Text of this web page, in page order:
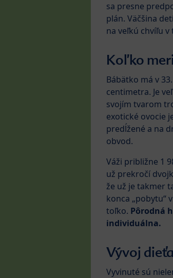
sa presne
plán. Väčšina
na veľkú chvíľu
Koľko
Bábätko má v
centimetra. Je
svojím tvarom
exotické ovocie
predĺžené a na
obvod.
Váži približne 1
už prekročí
že už je takmer
konca „pobytu“
toľko. Pôrodná
individuálna.
Vývoj
Vyvinuté sú